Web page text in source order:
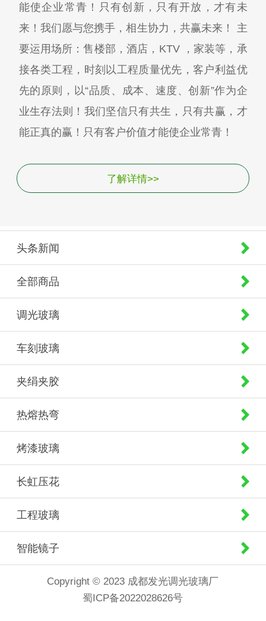
能使企业常青！只有创新，只有开放，才有未
来！我们愿与您携手，相生协力，共赢未来！ 主
要运用场所：售楼部，酒店，KTV ，家装等，承
接各类工程，时刻以工程质量优先，客户利益优
先的原则，以“品质、成本、速度、创新”作为企
业生存法则！我们坚信只有共生，只有共赢，才
能正真的赢！只有客户价值才能使企业常青！
了解详情>>
头条新闻
全部商品
调光玻璃
车刻玻璃
夹绢夹胶
热熔热弯
烤漆玻璃
长虹压花
工程玻璃
智能镜子
Copyright © 2023 成都发光调光玻璃厂
蜀ICP备2022028626号